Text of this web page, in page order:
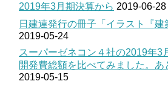
2019年3月期決算から 2019-06-28
日建連発行の冊子「イラスト『建
2019-05-24
スーパーゼネコン４社の2019年3
開発費総額を比べてみました。あ
2019-05-15